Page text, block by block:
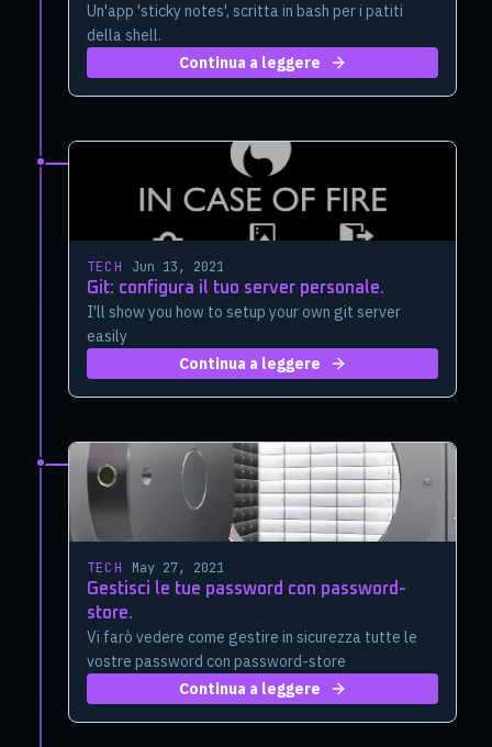
Un'app 'sticky notes', scritta in bash per i patiti
della shell.
Continua a leggere
TECH
Jun 13, 2021
Git: configura il tuo server personale.
I'll show you how to setup your own git server
easily
Continua a leggere
TECH
May 27, 2021
Gestisci le tue password con password-
store.
Vi farò vedere come gestire in sicurezza tutte le
vostre password con password-store
Continua a leggere